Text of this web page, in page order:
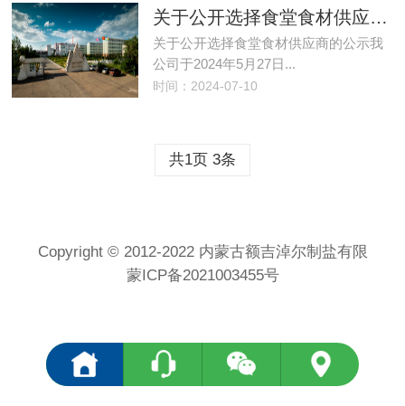
关于公开选择食堂食材供应商的公示
关于公开选择食堂食材供应商的公示我
公司于2024年5月27日...
时间：2024-07-10
共1页 3条
Copyright © 2012-2022 内蒙古额吉淖尔制盐有限
蒙ICP备2021003455号
<